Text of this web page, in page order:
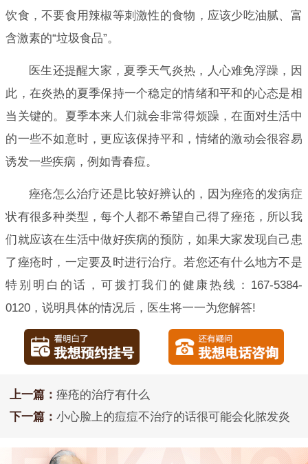
饮食，不要食用辣椒等刺激性的食物，应该少吃油腻、富
含激素的“垃圾食品”。
医生还提醒大家，夏季天气炎热，人心难免浮躁，因
此，在炎热的夏季保持一个稳定的情绪和平和的心态是相
当关键的。夏季本来人们就会非常得烦躁，在面对生活中
的一些不如意时，更应该保持平和，情绪的激动会很容易
诱发一些疾病，例如青春痘。
痤疮怎么治疗还是比较好辨认的，因为痤疮的发病症
状有很多种类型，每个人都不希望自己得了痤疮，所以我
们就应该在生活中做好疾病的预防，如果大家发现自己患
了痤疮时，一定要及时进行治疗。若您还有什么地方不是
特别明白的话，可拨打我们的健康热线：167-5384-
0120，说明具体的情况后，医生将一一为您解答!
上一篇： 痤疮的治疗有什么
下一篇： 小心脸上的痘痘不治疗的话很可能会化脓发炎